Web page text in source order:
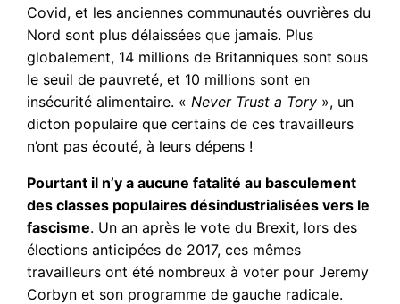
Covid, et les anciennes communautés ouvrières du
Nord sont plus délaissées que jamais. Plus
globalement, 14 millions de Britanniques sont sous
le seuil de pauvreté, et 10 millions sont en
insécurité alimentaire. « Never Trust a Tory », un
dicton populaire que certains de ces travailleurs
n’ont pas écouté, à leurs dépens !
Pourtant il n’y a aucune fatalité au basculement
des classes populaires désindustrialisées vers le
fascisme. Un an après le vote du Brexit, lors des
élections anticipées de 2017, ces mêmes
travailleurs ont été nombreux à voter pour Jeremy
Corbyn et son programme de gauche radicale.